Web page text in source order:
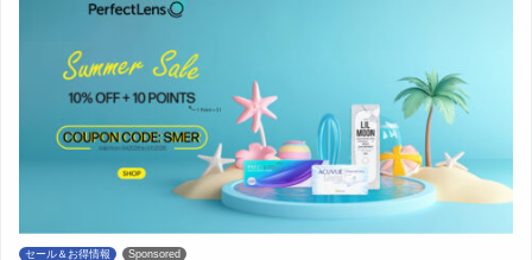
セール＆お得情報 Sponsored